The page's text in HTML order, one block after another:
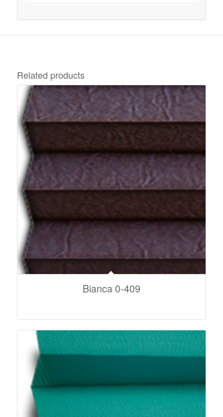
Related products
Bianca 0-409